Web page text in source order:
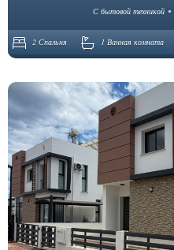
С бытовой техникой
2 Спальня 1 Ванная комната